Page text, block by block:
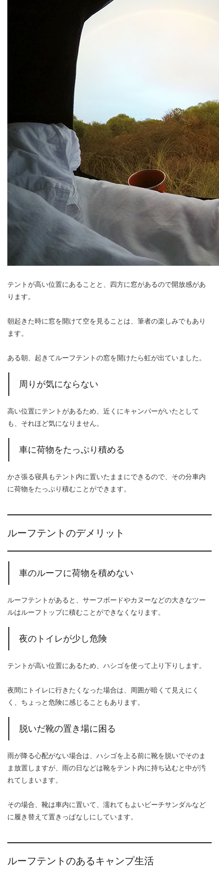
テントが高い位置にあることと、四方に窓があるので開放感があ
ります。
朝起きた時に窓を開けて空を見ることは、筆者の楽しみでもあり
ます。
ある朝、起きてルーフテントの窓を開けたら虹が出ていました。
周りが気にならない
高い位置にテントがあるため、近くにキャンパーがいたとして
も、それほど気になりません。
車に荷物をたっぷり積める
かさ張る寝具もテント内に置いたままにできるので、その分車内
に荷物をたっぷり積むことができます。
ルーフテントのデメリット
車のルーフに荷物を積めない
ルーフテントがあると、サーフボードやカヌーなどの大きなツー
ルはルーフトップに積むことができなくなります。
夜のトイレが少し危険
テントが高い位置にあるため、ハシゴを使って上り下りします。
夜間にトイレに行きたくなった場合は、周囲が暗くて見えにく
く、ちょっと危険に感じることもあります。
脱いだ靴の置き場に困る
雨が降る心配がない場合は、ハシゴを上る前に靴を脱いでそのま
ま放置しますが、雨の日などは靴をテント内に持ち込むと中が汚
れてしまいます。
その場合、靴は車内に置いて、濡れてもよいビーチサンダルなど
に履き替えて置きっぱなしにしています。
ルーフテントのあるキャンプ生活